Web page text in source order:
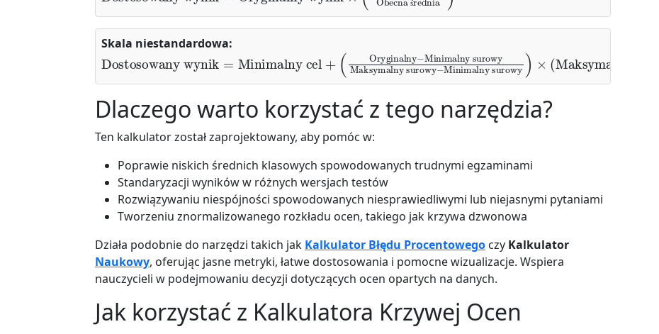
Skala niestandardowa:
Dostosowany wynik= Minimalny cel Oryginalny−Minimalny surowy Maksymalny surowy
Minimalny surowy)×(Maksymalny cel Minimalny cel
Dlaczego warto korzystać z tego narzędzia?
Ten kalkulator został zaprojektowany, aby pomóc w:
Poprawie niskich średnich klasowych spowodowanych trudnymi egzaminami
Standaryzacji wyników w różnych wersjach testów
Rozwiązywaniu niespójności spowodowanych niesprawiedliwymi lub niejasnymi pytaniami
Tworzeniu znormalizowanego rozkładu ocen, takiego jak krzywa dzwonowa
Działa podobnie do narzędzi takich jak Kalkulator Błędu Procentowego czy Kalkulator
Naukowy, oferując jasne metryki, łatwe dostosowania i pomocne wizualizacje. Wspiera
nauczycieli w podejmowaniu decyzji dotyczących ocen opartych na danych.
Jak korzystać z Kalkulatora Krzywej Ocen